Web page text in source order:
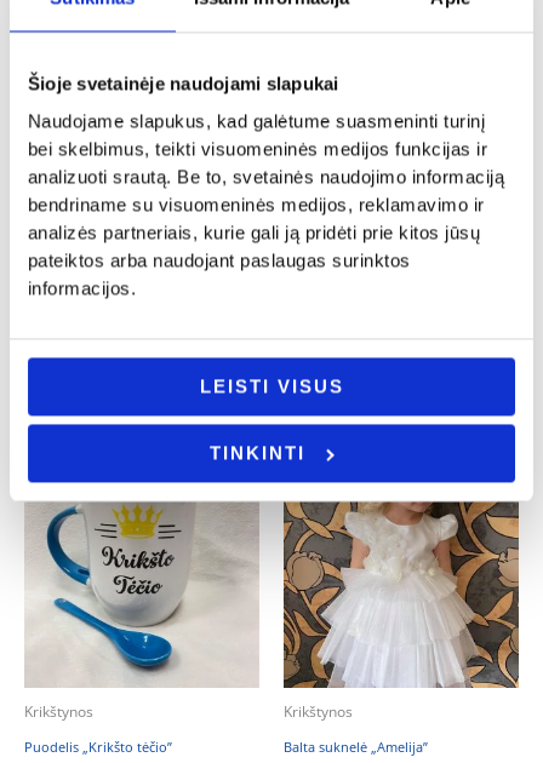
Šioje svetainėje naudojami slapukai
Naudojame slapukus, kad galėtume suasmeninti turinį
bei skelbimus, teikti visuomeninės medijos funkcijas ir
analizuoti srautą. Be to, svetainės naudojimo informaciją
bendriname su visuomeninės medijos, reklamavimo ir
analizės partneriais, kurie gali ją pridėti prie kitos jūsų
pateiktos arba naudojant paslaugas surinktos
informacijos.
LEISTI VISUS
TINKINTI
Krikštynos
Balta suknelė su rankine
32.00€ 19.00€
- PASIRINKITE
VARIANTĄ
Krikštynos
Balta suknelė „Seviva”
- PASIRINKITE
VARIANTĄ
Krikštynos
Puodelis „Krikšto tėčio”
Krikštynos
Balta suknelė „Amelija”